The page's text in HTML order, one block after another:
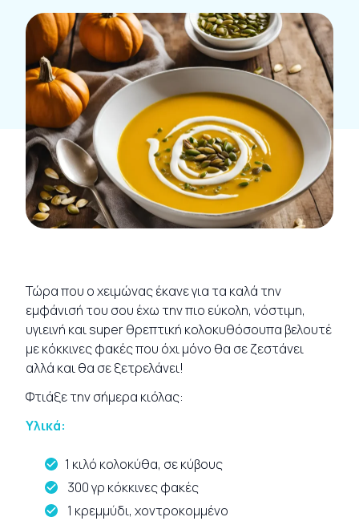
Τώρα που ο χειμώνας έκανε για τα καλά την
εμφάνισή του σου έχω την πιο εύκολη, νόστιμη,
υγιεινή και super θρεπτική κολοκυθόσουπα βελουτέ
με κόκκινες φακές που όχι μόνο θα σε ζεστάνει
αλλά και θα σε ξετρελάνει!
Φτιάξε την σήμερα κιόλας:
Υλικά:
1 κιλό κολοκύθα, σε κύβους
300 γρ κόκκινες φακές
1 κρεμμύδι, χοντροκομμένο